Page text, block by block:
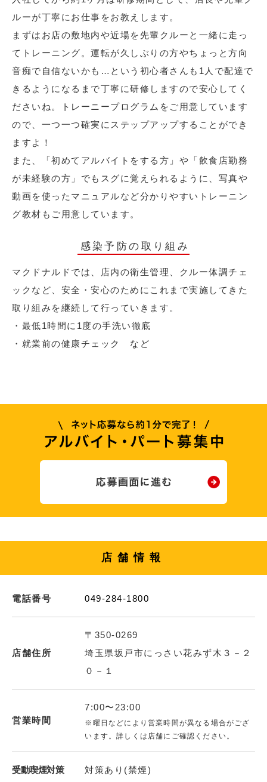
ルーが丁寧にお仕事をお教えします。
まずはお店の敷地内や近場を先輩クルーと一緒に走っ
てトレーニング。運転が久しぶりの方やちょっと方向
音痴で自信ないかも…という初心者さんも1人で配達で
きるようになるまで丁寧に研修しますので安心してく
ださいね。トレーニープログラムをご用意しています
ので、一つ一つ確実にステップアップすることができ
ますよ！
また、「初めてアルバイトをする方」や「飲食店勤務
が未経験の方」でもスグに覚えられるように、写真や
動画を使ったマニュアルなど分かりやすいトレーニン
グ教材もご用意しています。
感染予防の取り組み
マクドナルドでは、店内の衛生管理、クルー体調チェ
ックなど、安全・安心のためにこれまで実施してきた
取り組みを継続して行っていきます。
・最低1時間に1度の手洗い徹底
・就業前の健康チェック など
店舗情報
電話番号 049-284-1800
店舗住所
〒350-0269
埼玉県坂戸市にっさい花みず木３－２
０－１
営業時間
7:00〜23:00
※曜日などにより営業時間が異なる場合がござ
います。詳しくは店舗にご確認ください。
受動喫煙対策 対策あり(禁煙)